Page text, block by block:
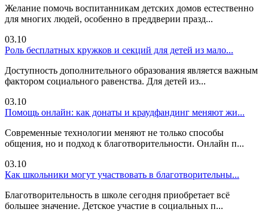
Желание помочь воспитанникам детских домов естественно
для многих людей, особенно в преддверии празд...
03.10
Роль бесплатных кружков и секций для детей из мало...
Доступность дополнительного образования является важным
фактором социального равенства. Для детей из...
03.10
Помощь онлайн: как донаты и краудфандинг меняют жи...
Современные технологии меняют не только способы
общения, но и подход к благотворительности. Онлайн п...
03.10
Как школьники могут участвовать в благотворительны...
Благотворительность в школе сегодня приобретает всё
большее значение. Детское участие в социальных п...